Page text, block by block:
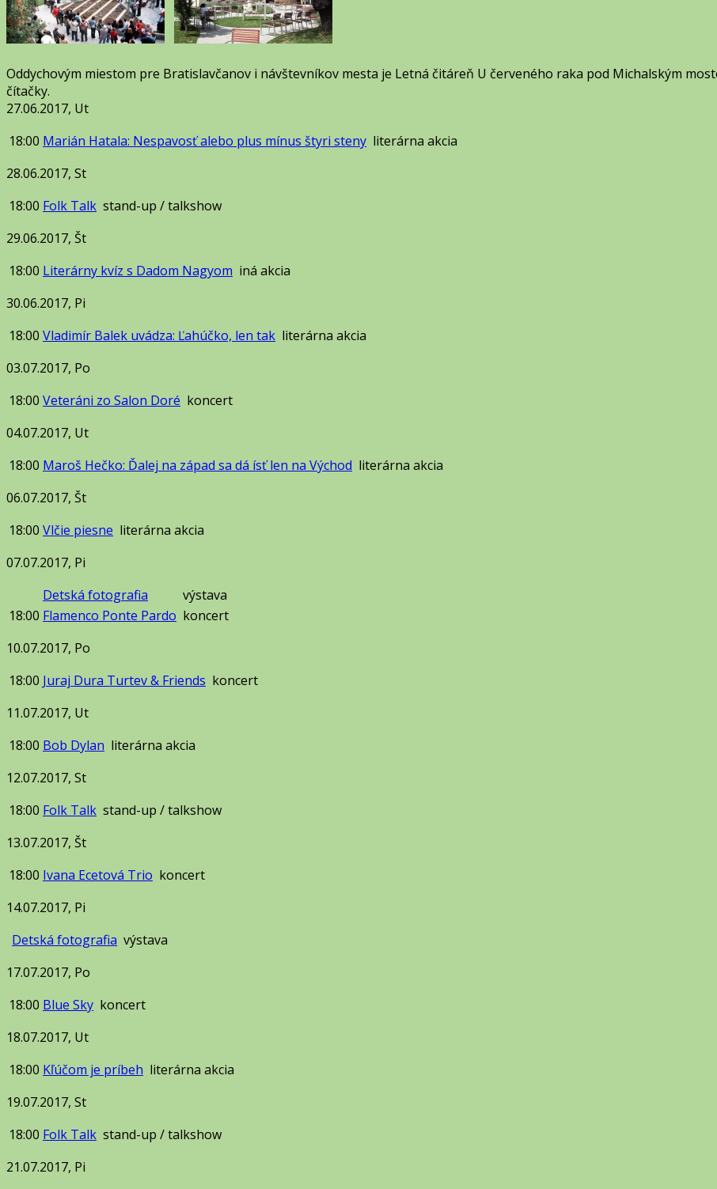
Oddychovým miestom pre Bratislavčanov i návštevníkov mesta je Letná čitáreň U červeného raka pod Michalským
čítačky.
27.06.2017, Ut
18:00 Marián Hatala: Nespavosť alebo plus mínus štyri steny literárna akcia
28.06.2017, St
18:00 Folk Talk stand-up / talkshow
29.06.2017, Št
18:00 Literárny kvíz s Dadom Nagyom iná akcia
30.06.2017, Pi
18:00 Vladimír Balek uvádza: Ľahúčko, len tak literárna akcia
03.07.2017, Po
18:00 Veteráni zo Salon Doré koncert
04.07.2017, Ut
18:00 Maroš Hečko: Ďalej na západ sa dá ísť len na Východ literárna akcia
06.07.2017, Št
18:00 Vlčie piesne literárna akcia
07.07.2017, Pi
Detská fotografia
výstava
18:00 Flamenco Ponte Pardo koncert
10.07.2017, Po
18:00 Juraj Dura Turtev & Friends koncert
11.07.2017, Ut
18:00 Bob Dylan literárna akcia
12.07.2017, St
18:00 Folk Talk stand-up / talkshow
13.07.2017, Št
18:00 Ivana Ecetová Trio koncert
14.07.2017, Pi
Detská fotografia výstava
17.07.2017, Po
18:00 Blue Sky koncert
18.07.2017, Ut
18:00 Kľúčom je príbeh literárna akcia
19.07.2017, St
18:00 Folk Talk stand-up / talkshow
21.07.2017, Pi